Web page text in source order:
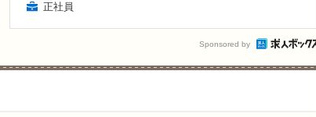
正社員
Sponsored by